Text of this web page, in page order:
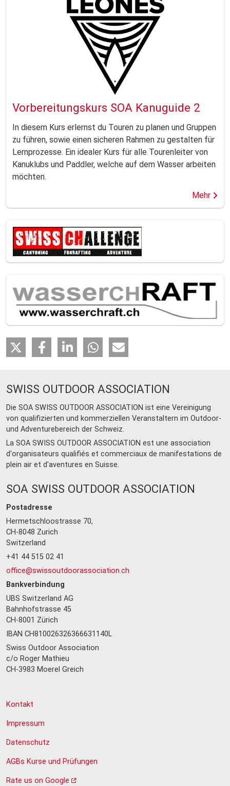
Vorbereitungskurs SOA Kanuguide 2
In diesem Kurs erlernst du Touren zu planen und Gruppen
zu führen, sowie einen sicheren Rahmen zu gestalten für
Lernprozesse. Ein idealer Kurs für alle Tourenleiter von
Kanuklubs und Paddler, welche auf dem Wasser arbeiten
möchten.
Mehr
SWISS OUTDOOR ASSOCIATION
Die SOA SWISS OUTDOOR ASSOCIATION ist eine Vereinigung
von qualifizierten und kommerziellen Veranstaltern im Outdoor-
und Adventurebereich der Schweiz.
La SOA SWISS OUTDOOR ASSOCIATION est une association
d'organisateurs qualifiés et commerciaux de manifestations de
plein air et d'aventures en Suisse.
SOA SWISS OUTDOOR ASSOCIATION
Postadresse
Hermetschloostrasse 70,
CH-8048 Zurich
Switzerland
+41 44 515 02 41
office@swissoutdoorassociation.ch
Bankverbindung
UBS Switzerland AG
Bahnhofstrasse 45
CH-8001 Zürich
IBAN CH810026326366631140L
Swiss Outdoor Association
c/o Roger Mathieu
CH-3983 Moerel Greich
Kontakt
Impressum
Datenschutz
AGBs Kurse und Prüfungen
Rate us on Google